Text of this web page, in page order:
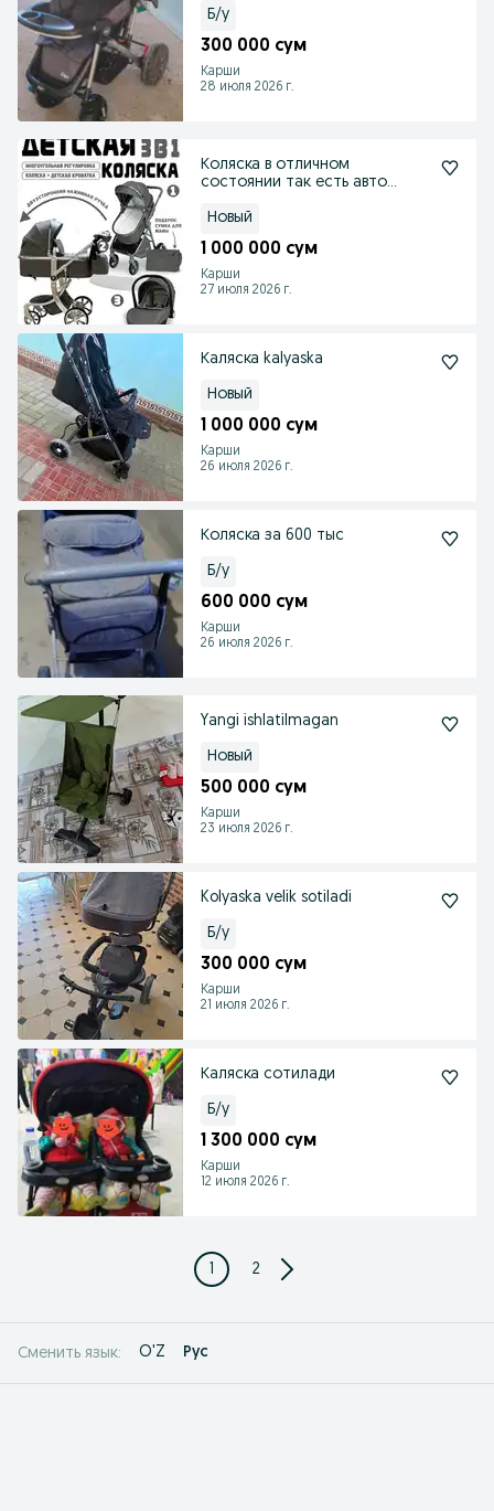
Б/у
300 000 сум
Карши
28 июля 2026 г.
Коляска в отличном
состоянии так есть авто
Новый
1 000 000 сум
Карши
27 июля 2026 г.
Каляска kalyaska
Новый
1 000 000 сум
Карши
26 июля 2026 г.
Коляска за 600 тыс
Б/у
600 000 сум
Карши
26 июля 2026 г.
Yangi ishlatilmagan
Новый
500 000 сум
Карши
23 июля 2026 г.
Kolyaska velik sotiladi
Б/у
300 000 сум
Карши
21 июля 2026 г.
Каляска сотилади
Б/у
1 300 000 сум
Карши
12 июля 2026 г.
1 2
Сменить язык: O'Z Рус